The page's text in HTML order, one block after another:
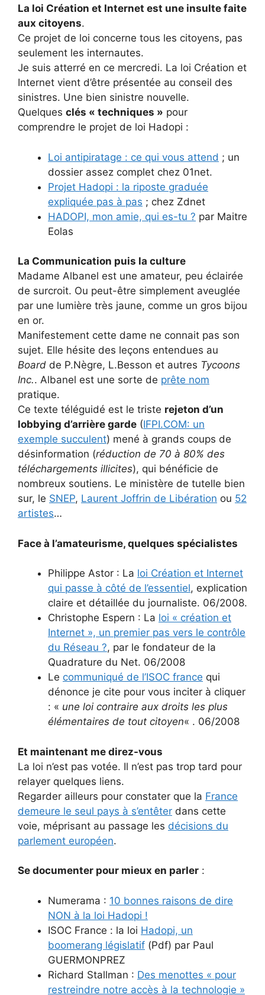
La loi Création et Internet est une insulte faite
aux citoyens.
Ce projet de loi concerne tous les citoyens, pas
seulement les internautes.
Je suis atterré en ce mercredi. La loi Création et
Internet vient d’être présentée au conseil des
sinistres. Une bien sinistre nouvelle.
Quelques clés « techniques » pour
comprendre le projet de loi Hadopi :
Loi antipiratage : ce qui vous attend ; un
dossier assez complet chez 01net.
Projet Hadopi : la riposte graduée
expliquée pas à pas ; chez Zdnet
HADOPI, mon amie, qui es-tu ? par Maitre
Eolas
La Communication puis la culture
Madame Albanel est une amateur, peu éclairée
de surcroit. Ou peut-être simplement aveuglée
par une lumière très jaune, comme un gros bijou
en or.
Manifestement cette dame ne connait pas son
sujet. Elle hésite des leçons entendues au
Board de P.Nègre, L.Besson et autres Tycoons
Inc.. Albanel est une sorte de prête nom
pratique.
Ce texte téléguidé est le triste rejeton d’un
lobbying d’arrière garde (IFPI.COM: un
exemple succulent) mené à grands coups de
désinformation (réduction de 70 à 80% des
téléchargements illicites), qui bénéficie de
nombreux soutiens. Le ministère de tutelle bien
sur, le SNEP, Laurent Joffrin de Libération ou 52
artistes…
Face à l’amateurisme, quelques spécialistes
Philippe Astor : La loi Création et Internet
qui passe à côté de l’essentiel, explication
claire et détaillée du journaliste. 06/2008.
Christophe Espern : La loi « création et
Internet », un premier pas vers le contrôle
du Réseau ?, par le fondateur de la
Quadrature du Net. 06/2008
Le communiqué de l’ISOC france qui
dénonce je cite pour vous inciter à cliquer
: « une loi contraire aux droits les plus
élémentaires de tout citoyen« . 06/2008
Et maintenant me direz-vous
La loi n’est pas votée. Il n’est pas trop tard pour
relayer quelques liens.
Regarder ailleurs pour constater que la France
demeure le seul pays à s’entêter dans cette
voie, méprisant au passage les décisions du
parlement européen.
Se documenter pour mieux en parler :
Numerama : 10 bonnes raisons de dire
NON à la loi Hadopi !
ISOC France : la loi Hadopi, un
boomerang législatif (Pdf) par Paul
GUERMONPREZ
Richard Stallman : Des menottes « pour
restreindre notre accès à la technologie »